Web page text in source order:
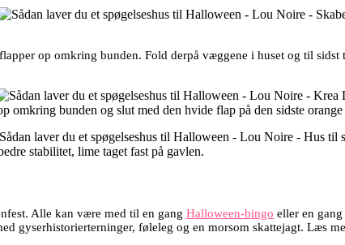
op omkring bunden. Fold derpå væggene i huset og til sidst
omkring bunden og slut med den hvide flap på den sidste
stabilitet, lime taget fast på gavlen.
Alle kan være med til en gang Halloween-bingo eller en gang
gyserhistorierterninger, føleleg og en morsom skattejagt. Læs